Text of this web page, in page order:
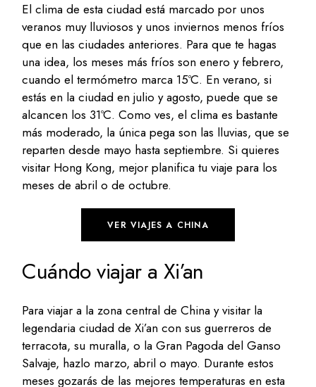
El clima de esta ciudad está marcado por unos
veranos muy lluviosos y unos inviernos menos fríos
que en las ciudades anteriores. Para que te hagas
una idea, los meses más fríos son enero y febrero,
cuando el termómetro marca 15ºC. En verano, si
estás en la ciudad en julio y agosto, puede que se
alcancen los 31ºC. Como ves, el clima es bastante
más moderado, la única pega son las lluvias, que se
reparten desde mayo hasta septiembre. Si quieres
visitar Hong Kong, mejor planifica tu viaje para los
meses de abril o de octubre.
VER VIAJES A CHINA
Cuándo viajar a Xi’an
Para viajar a la zona central de China y visitar la
legendaria ciudad de Xi’an con sus guerreros de
terracota, su muralla, o la Gran Pagoda del Ganso
Salvaje, hazlo marzo, abril o mayo. Durante estos
meses gozarás de las mejores temperaturas en esta